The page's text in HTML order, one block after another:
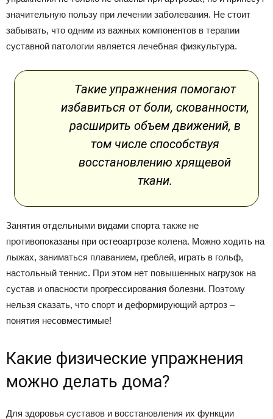
значительную пользу при лечении заболевания. Не стоит
забывать, что одним из важных компонентов в терапии
суставной патологии является лечебная физкультура.
Такие упражнения помогают
избавиться от боли, скованности,
расширить объем движений, в
том числе способствуя
восстановлению хрящевой
ткани.
Занятия отдельными видами спорта также не
противопоказаны при остеоартрозе колена. Можно ходить на
лыжах, заниматься плаванием, греблей, играть в гольф,
настольный теннис. При этом нет повышенных нагрузок на
сустав и опасности прогрессирования болезни. Поэтому
нельзя сказать, что спорт и деформирующий артроз –
понятия несовместимые!
Какие физические упражнения
можно делать дома?
Для здоровья суставов и восстановления их функции